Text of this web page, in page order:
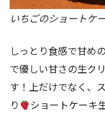
いちごのショートケ
しっとり食感で甘め
で優しい甘さの生ク
す！上だけでなく、
り
ショートケーキ